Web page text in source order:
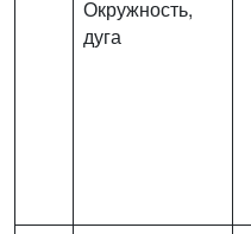
Окружность,
дуга